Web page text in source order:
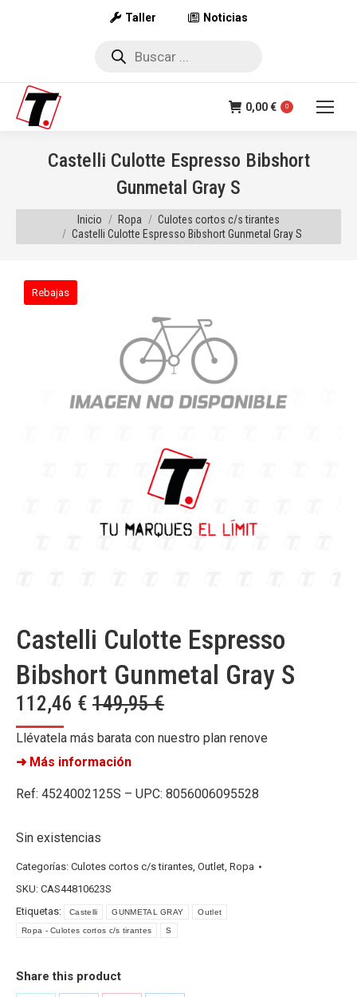
Taller Noticias
Búsqueda
0,00€ 0
Castelli Culotte Espresso Bibshort
Gunmetal Gray S
Estás aquí:
Inicio Ropa
Culotes cortos c/s tirantes
Castelli Culotte Espresso Bibshort Gunmetal Gray S
Rebajas
Castelli Culotte Espresso
Bibshort Gunmetal Gray S
112,46 € 149,95€
Llévatela más barata con nuestro plan renove
➜ Más información
Ref: 4524002125S – UPC: 8056006095528
Sin existencias
Categorías: Culotes cortos c/s tirantes, Outlet, Ropa
SKU: CAS44810623S
Etiquetas:
Castelli GUNMETAL GRAY Outlet
Ropa - Culotes cortos c/s tirantes S
Share this product